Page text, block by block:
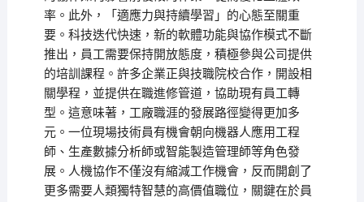
率。此外，「適應力與持續學習」的心態至關重
要。科技迭代快速，新的軟體功能與協作模式不斷
推出，員工需要保持開放態度，積極參與公司提供
的培訓課程。許多企業正與技職院校合作，開設相
關學程，並提供在職進修管道，協助現有員工轉
型。這意味著，工廠職涯的發展路徑變得更加多
元。一位現場技術員有機會朝向機器人應用工程
師、生產數據分析師或智能製造管理師等角色發
展。人機協作不僅沒有縮減工作機會，反而開創了
更多需要人類獨特智慧的高價值職位，關鍵在於員